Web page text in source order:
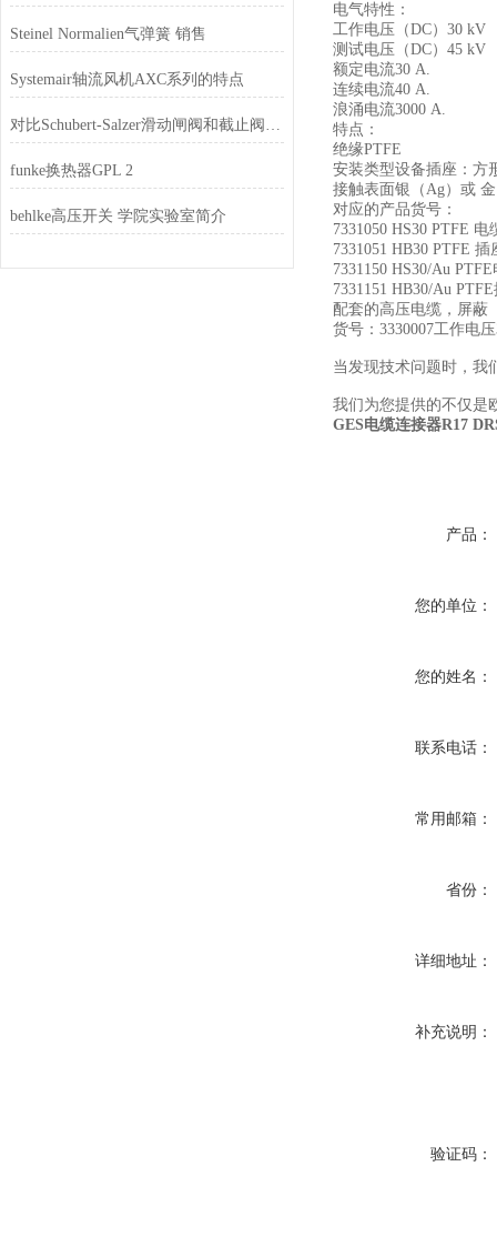
Steinel Normalien气弹簧 销售
Systemair轴流风机AXC系列的特点
对比Schubert-Salzer滑动闸阀和截止阀的性能和特点
funke换热器GPL 2
behlke高压开关 学院实验室简介
电气特性：
工作电压（DC）30 kV
测试电压（DC）45 kV
额定电流30 A.
连续电流40 A.
浪涌电流3000 A.
特点：
绝缘PTFE
安装类型设备插座：方
接触表面银（Ag）或
对应的产品货号：
7331050 HS30 PTFE
7331051 HB30 PTFE
7331150 HS30/Au
7331151 HB30/Au
配套的高压电缆，屏蔽
货号：3330007工作电
当发现技术问题时，我
我们为您提供的不仅是
GES电缆连接器R17
产品：
您的单位：
您的姓名：
联系电话：
常用邮箱：
省份：
详细地址：
补充说明：
验证码：